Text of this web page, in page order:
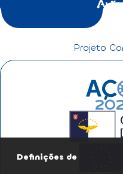
Definições de
Projeto